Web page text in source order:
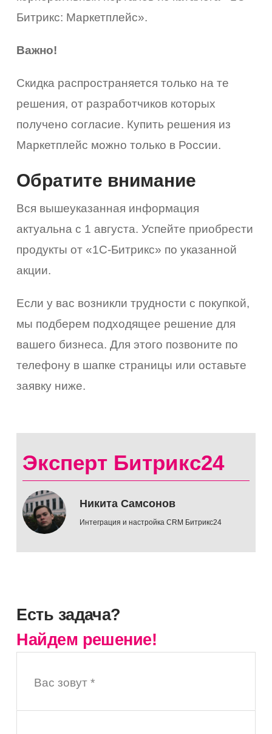
Битрикс: Маркетплейс».
Важно!
Скидка распространяется только на те
решения, от разработчиков которых
получено согласие. Купить решения из
Маркетплейс можно только в России.
Обратите внимание
Вся вышеуказанная информация
актуальна с 1 августа. Успейте приобрести
продукты от «1С-Битрикс» по указанной
акции.
Если у вас возникли трудности с покупкой,
мы подберем подходящее решение для
вашего бизнеса. Для этого позвоните по
телефону в шапке страницы или оставьте
заявку ниже.
Эксперт Битрикс24
Никита Самсонов
Интеграция и настройка CRM Битрикс24
Есть задача?
Найдем решение!
Вас зовут *